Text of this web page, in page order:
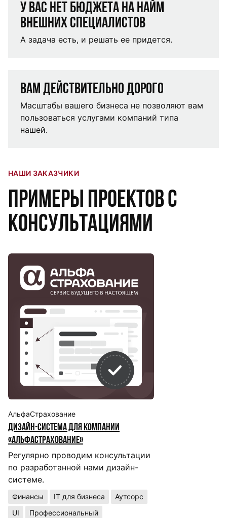
У вас нет бюджета на найм
внешних специалистов
А задача есть, и решать ее придется.
Вам действительно дорого
Масштабы вашего бизнеса не позволяют вам
пользоваться услугами компаний типа
нашей.
НАШИ ЗАКАЗЧИКИ
Примеры проектов с
консультациями
АльфаСтрахование
Дизайн-система для компании
«АльфаСтрахование»
Регулярно проводим консультации
по разработанной нами дизайн-
системе.
Финансы IT для бизнеса
Аутсорс
UI
Профессиональный